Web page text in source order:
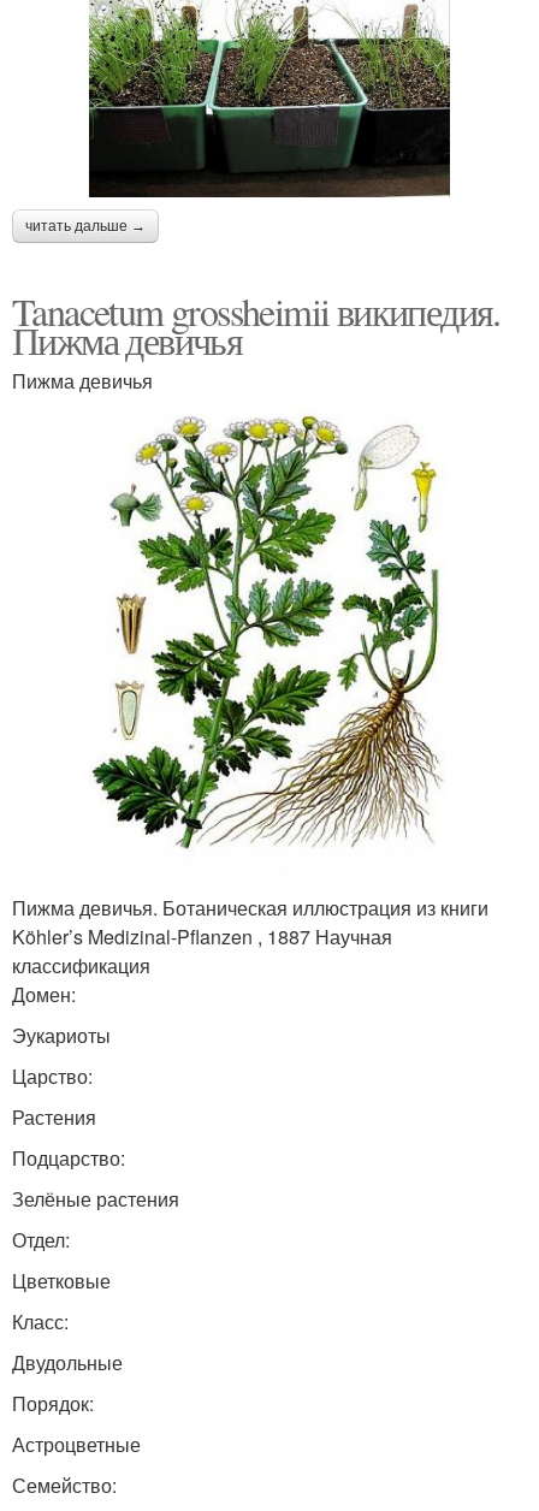
читать дальше →
Tanacetum grossheimii википедия.
Пижма девичья
Пижма девичья
Пижма девичья. Ботаническая иллюстрация из книги
Köhler’s Medizinal-Pflanzen , 1887 Научная
классификация
Домен:
Эукариоты
Царство:
Растения
Подцарство:
Зелёные растения
Отдел:
Цветковые
Класс:
Двудольные
Порядок:
Астроцветные
Семейство: